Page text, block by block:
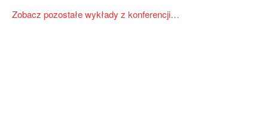
Zobacz pozostałe wykłady z konferencji…